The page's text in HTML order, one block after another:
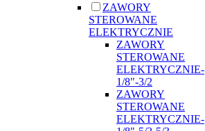
ZAWORY
STEROWANE
ELEKTRYCZNIE
ZAWORY
STEROWANE
ELEKTRYCZNIE-
1/8"-3/2
ZAWORY
STEROWANE
ELEKTRYCZNIE-